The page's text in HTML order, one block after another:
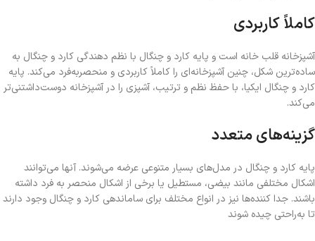
کاملاً کاربردی
آشپزخانه قلب خانه است و پایه کارد و چنگال با نظم دهندگی کارد و چنگال به
ساده‌ترین شکل، چنین آشپزخانه‌ای را کاملاً کاربردی و منحصربه‌فرد می‌کند. پایه
کارد و چنگال ایکیا، با حفظ نظم و ترتیب، آشپزی را در آشپزخانه دوست‌داشتنی‌تر
می‌کند.
گزینه‌های متعدد
پایه کارد و چنگال در مدل‌های بسیار متنوعی عرضه می‌شوند. آنها می‌توانند
اشکال مختلفی مانند بیضی، مستطیل یا برخی از اشکال منحصر به‌ فرد داشته
باشند. جدا کننده‌ها نیز در انواع مختلف برای ساماندهی کارد و چنگال وجود دارند
تا به‌راحتی چیده شوند